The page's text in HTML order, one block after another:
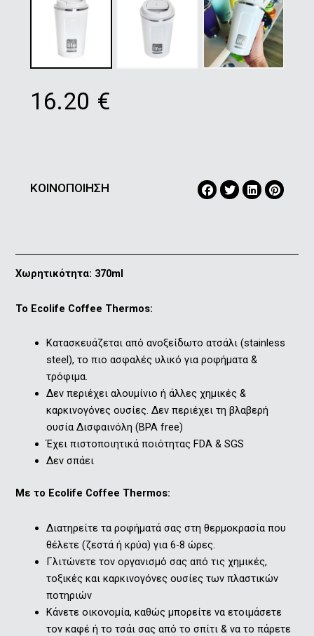
16.20 €
ΚΟΙΝΟΠΟΙΗΣΗ
Χωρητικότητα: 370ml
Το Εcolife Coffee Thermos:
Kατασκευάζεται από ανοξείδωτο ατσάλι (stainless
steel), το πιο ασφαλές υλικό για ροφήματα &
τρόφιμα.
Δεν περιέχει αλουμίνιο ή άλλες χημικές &
καρκινογόνες ουσίες. Δεν περιέχει τη βλαβερή
ουσία Δισφαινόλη (ΒPA free)
Έχει πιστοποιητικά ποιότητας FDA & SGS
Δεν σπάει
Mε το Ecolife Coffee Thermos:
Διατηρείτε τα ροφήματά σας στη θερμοκρασία που
θέλετε (ζεστά ή κρύα) για 6-8 ώρες.
Γλιτώνετε τον οργανισμό σας από τις χημικές,
τοξικές και καρκινογόνες ουσίες των πλαστικών
ποτηριών
Κάνετε οικονομία, καθώς μπορείτε να ετοιμάσετε
τον καφέ ή το τσάι σας από το σπίτι & να το πάρετε